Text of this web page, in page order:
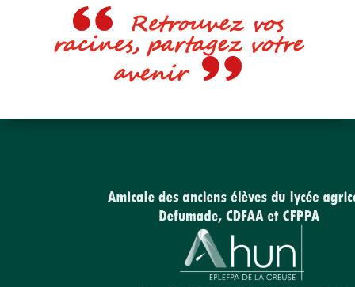
Retrouvez vos
racines, partagez votre
avenir